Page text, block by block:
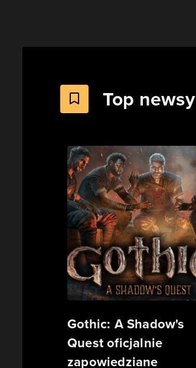
Top newsy
Gothic: A Shadow's
Quest oficjalnie
zapowiedziane